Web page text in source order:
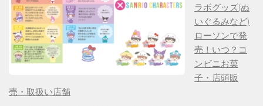
ラボグッズ(ぬ
いぐるみなど)
ローソンで発
売！いつ？コ
ンビニお菓
子・店頭販
売・取扱い店舗